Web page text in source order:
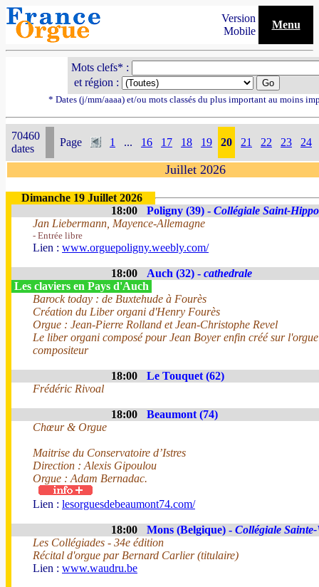
Version
Mobile
Menu
Mots clefs* :
et région :
* Dates (j/mm/aaaa) et/ou mots classés du plus important au moins
70460
dates
Page 1 ... 16 17 18 19 20 21 22 23 24
Juillet 2026
Dimanche 19 Juillet 2026
18:00
Poligny (39) - Collégiale Saint-
Jan Liebermann, Mayence-Allemagne
- Entrée libre
Lien : www.orguepoligny.weebly.com/
18:00 Auch (32) - cathedrale
Les claviers en Pays d'Auch
Barock today : de Buxtehude à Fourès
Création du Liber organi d'Henry Fourès
Orgue : Jean-Pierre Rolland et Jean-Christophe Revel
Le liber organi composé pour Jean Boyer enfin créé sur
compositeur
18:00
Le Touquet (62)
Frédéric Rivoal
18:00
Beaumont (74)
Chœur & Orgue
Maitrise du Conservatoire d’Istres
Direction : Alexis Gipoulou
Orgue : Adam Bernadac.
Lien : lesorguesdebeaumont74.com/
18:00 Mons (Belgique) - Collégiale
Les Collégiades - 34e édition
Récital d'orgue par Bernard Carlier (titulaire)
Lien : www.waudru.be